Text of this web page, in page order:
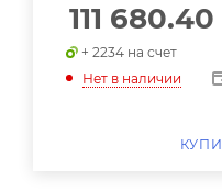
111 680.40
+ 2234 на счет
Нет в наличии